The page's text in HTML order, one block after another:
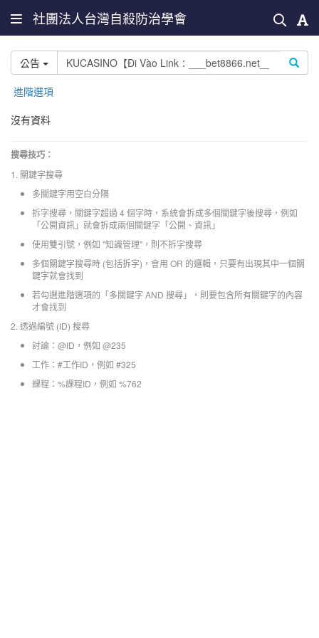
社團法人台灣自殺防治學會
公告
進階選項
沒有資料
搜尋技巧：
1. 關鍵字搜尋
多關鍵字用空白分隔
拆字搜尋，關鍵字超過 4 個字時，系統會拆成多個關鍵字後搜尋，例如
「公開資訊」就會拆成兩個關鍵字「公開、資訊」
使用雙引號，例如 "知識管理"，則不拆字搜尋
多個關鍵字搜尋時 (包括拆字)，會用 OR 的邏輯，只要有出現其中一個關
鍵字就會找到
若勾選進階選項的「多關鍵字 AND 搜尋」，則要包含所有關鍵字的內容
才會找到
2. 透過編號 (ID) 搜尋
討論：@ID，例如 @235
工作：#工作ID，例如 #325
課程：%課程ID，例如 %762